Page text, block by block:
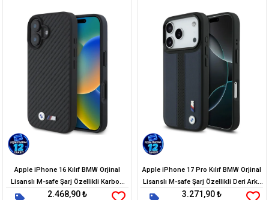
Apple iPhone 16 Kılıf BMW Orjinal
Lisanslı M-safe Şarj Özellikli Karbon
Fiber Görünümlü ve Metal Logolu PU
2.468,90 ₺
Apple iPhone 17 Pro Kılıf BMW Orjinal
Lisanslı M-safe Şarj Özellikli Deri Arka
Yüzey Metal Logolu Delikli Şerit
3.271,90 ₺